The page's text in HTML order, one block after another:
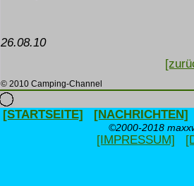
26.08.10
© 2010 Camping-Channel
[STARTSEITE] [NACHRICHTEN]
©2000-2018
[IMPRESSUM]